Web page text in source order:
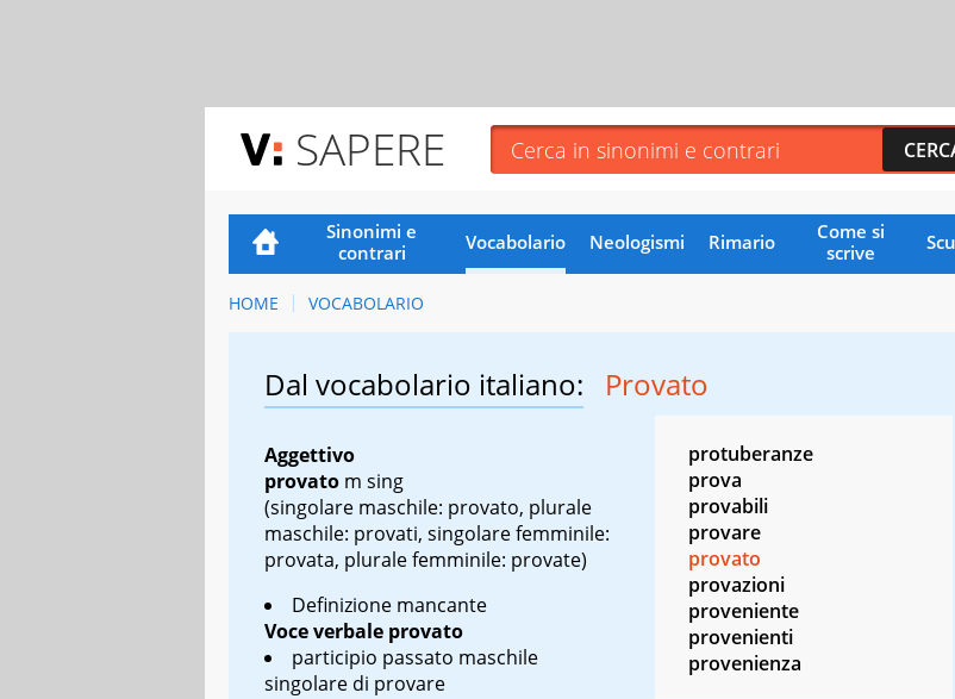
SAPERE
Sinonimi e
contrari
Vocabolario Neologismi Rimario
Come si
scrive
HOME VOCABOLARIO
Dal vocabolario italiano: Provato
Aggettivo
provato m sing
(singolare maschile: provato, plurale
maschile: provati, singolare femminile:
provata, plurale femminile: provate)
Definizione mancante
Voce verbale provato
participio passato maschile
singolare di provare
protuberanze
prova
provabili
provare
provato
provazioni
proveniente
provenienti
provenienza